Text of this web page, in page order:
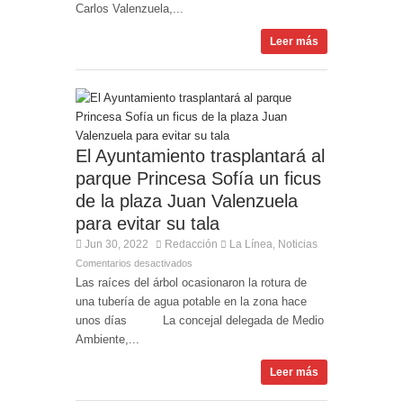
Carlos Valenzuela,...
Leer más
El Ayuntamiento trasplantará al
parque Princesa Sofía un ficus
de la plaza Juan Valenzuela
para evitar su tala
Jun 30, 2022 Redacción La Línea Noticias
Comentarios desactivados
Las raíces del árbol ocasionaron la rotura de
una tubería de agua potable en la zona hace
unos días La concejal delegada de Medio
Ambiente,...
Leer más